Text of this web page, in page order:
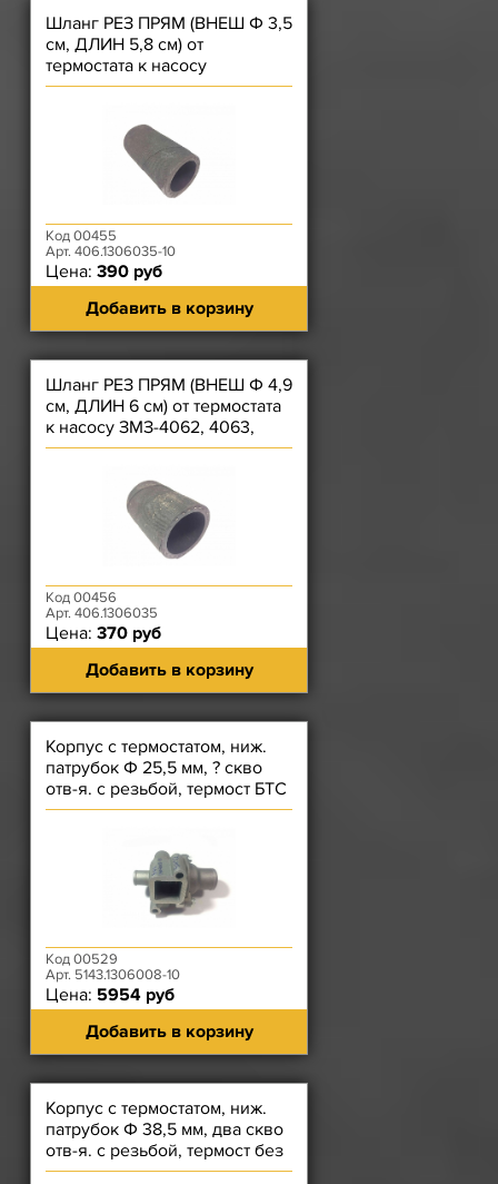
Шланг РЕЗ ПРЯМ (ВНЕШ Ф 3,5
см, ДЛИН 5,8 см) от
термостата к насосу
ЗМЗ-40524/525, 40904, 4091,
Код 00455
Арт. 406.1306035-10
Цена: 390 руб
Добавить в корзину
Шланг РЕЗ ПРЯМ (ВНЕШ Ф 4,9
см, ДЛИН 6 см) от термостата
к насосу ЗМЗ-4062, 4063,
40522, 409, ЗМЗ-514
Код 00456
Арт. 406.1306035
Цена: 370 руб
Добавить в корзину
Корпус с термостатом, ниж.
патрубок Ф 25,5 мм, ? скво
отв-я. с резьбой, термост БТС
ЗМЗ-51432
Код 00529
Арт. 5143.1306008-10
Цена: 5954 руб
Добавить в корзину
Корпус с термостатом, ниж.
патрубок Ф 38,5 мм, два скво
отв-я. с резьбой, термост без
тарелки снизу)